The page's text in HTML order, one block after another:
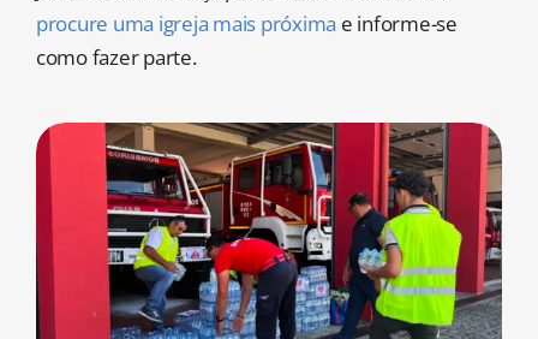
DOAÇÕES
procure uma igreja mais próxima e informe-se
como fazer parte.